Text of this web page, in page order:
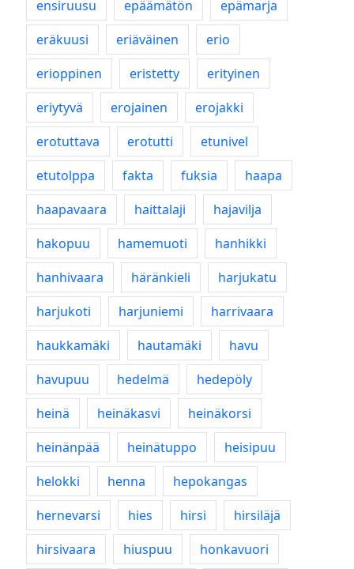
ensiruusu
epäämätön
epämarja
eräkuusi
eriäväinen
erio
erioppinen
eristetty
erityinen
eriytyvä
erojainen
erojakki
erotuttava
erotutti
etunivel
etutolppa
fakta fuksia
haapa
haapavaara
haittalaji
hajavilja
hakopuu
hamemuoti
hanhikki
hanhivaara
häränkieli
harjukatu
harjukoti
harjuniemi
harrivaara
haukkamäki
hautamäki
havu
havupuu
hedelmä
hedepöly
heinä
heinäkasvi
heinäkorsi
heinänpää
heinätuppo
heisipuu
helokki
henna
hepokangas
hernevarsi
hies hirsi
hirsiläjä
hirsivaara
hiuspuu
honkavuori